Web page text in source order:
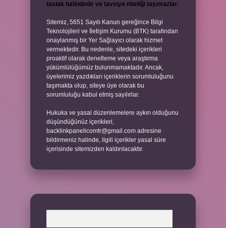
taslak halindedir ve tavsiye niteliği taşımazlar.
Sitemiz, 5651 Sayılı Kanun gereğince Bilgi
Teknolojileri ve İletişim Kurumu (BTK) tarafından
onaylanmış bir Yer Sağlayıcı olarak hizmet
vermektedir. Bu nedenle, sitedeki içerikleri
proaktif olarak denetleme veya araştırma
yükümlülüğümüz bulunmamaktadır. Ancak,
üyelerimiz yazdıkları içeriklerin sorumluluğunu
taşımakta olup, siteye üye olarak bu
sorumluluğu kabul etmiş sayılırlar.
Hukuka ve yasal düzenlemelere aykırı olduğunu
düşündüğünüz içerikleri,
backlinkpanelicomtr@gmail.com adresine
bildirmeniz halinde, ilgili içerikler yasal süre
içerisinde sitemizden kaldırılacaktır.